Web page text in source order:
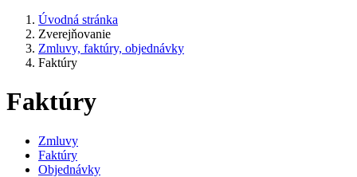
Úvodná stránka
Zverejňovanie
Zmluvy, faktúry, objednávky
Faktúry
Faktúry
Zmluvy
Faktúry
Objednávky